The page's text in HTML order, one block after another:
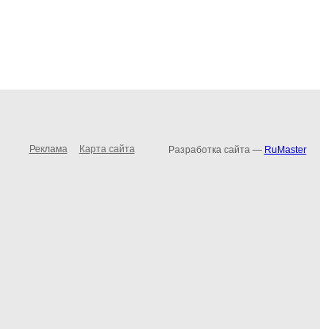
Реклама Карта сайта Разработка сайта — RuMaster